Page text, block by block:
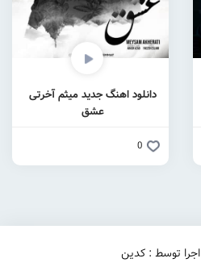
دانلود اهنگ جدید میثم آخرتی
عشق
0
توسط : کدین